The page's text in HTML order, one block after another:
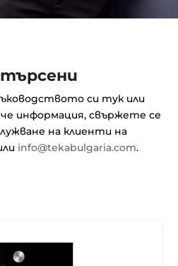
си тук или
информация, свържете се
на клиенти на
info@tekabulgaria.com.